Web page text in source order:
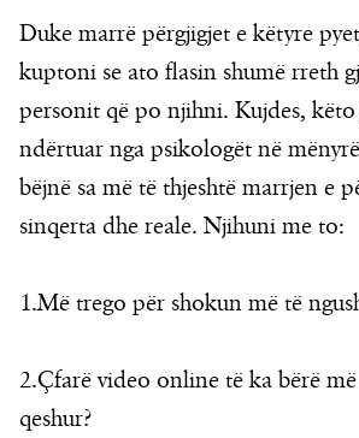
Duke marrë përgjigjet e këtyre
kuptoni se ato flasin shumë rreth
personit që po njihni. Kujdes, këto
ndërtuar nga psikologët në
bëjnë sa më të thjeshtë marrjen e
sinqerta dhe reale. Njihuni me to:
1.Më trego për shokun më të
2.Çfarë video online të ka bërë
qeshur?